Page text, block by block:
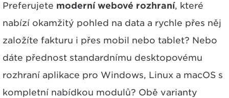
Preferujete moderní webové rozhraní, které
nabízí okamžitý pohled na data a rychle přes něj
založíte fakturu i přes mobil nebo tablet? Nebo
dáte přednost standardnímu desktopovému
rozhraní aplikace pro Windows, Linux a macOS s
kompletní nabídkou modulů? Obě varianty